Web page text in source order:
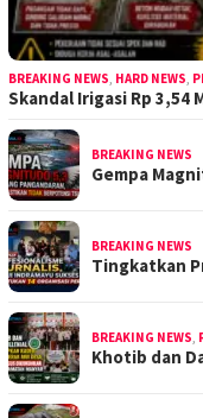
BREAKING NEWS HARD NEWS
Skandal Irigasi Rp 3,54
BREAKING NEWS
Gempa
BREAKING NEWS
Tingkatkan
BREAKING NEWS
Khotib dan